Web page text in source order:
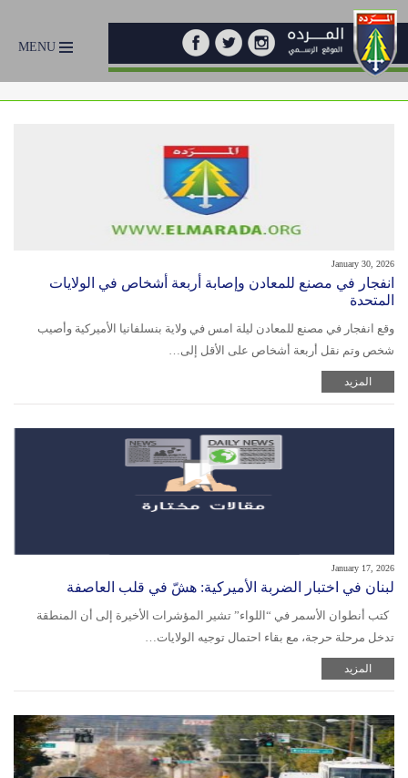
MENU
January 30, 2026
انفجار في مصنع للمعادن وإصابة أربعة أشخاص في الولايات
المتحدة
وقع انفجار في مصنع للمعادن ليلة امس في ولاية بنسلفانيا الأميركية وأصيب
شخص وتم نقل أربعة أشخاص على الأقل إلى…
المزيد
January 17, 2026
لبنان في اختبار الضربة الأميركية: هشّ في قلب العاصفة
كتب أنطوان الأسمر في “اللواء” تشير المؤشرات الأخيرة إلى أن المنطقة
تدخل مرحلة حرجة، مع بقاء احتمال توجيه الولايات…
المزيد